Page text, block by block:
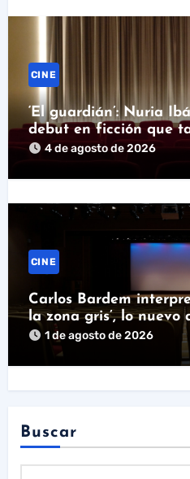
CINE
‘El guardián’: Nuria
debut en ficción que
llegar
4 de agosto de 2026
CINE
Carlos Bardem
la zona gris’, lo nuevo
1 de agosto de 2026
Buscar